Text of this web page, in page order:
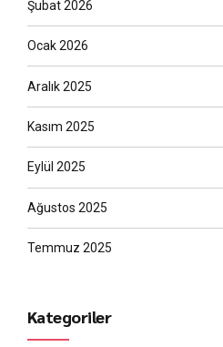
Şubat 2026
Ocak 2026
Aralık 2025
Kasım 2025
Eylül 2025
Ağustos 2025
Temmuz 2025
Kategoriler